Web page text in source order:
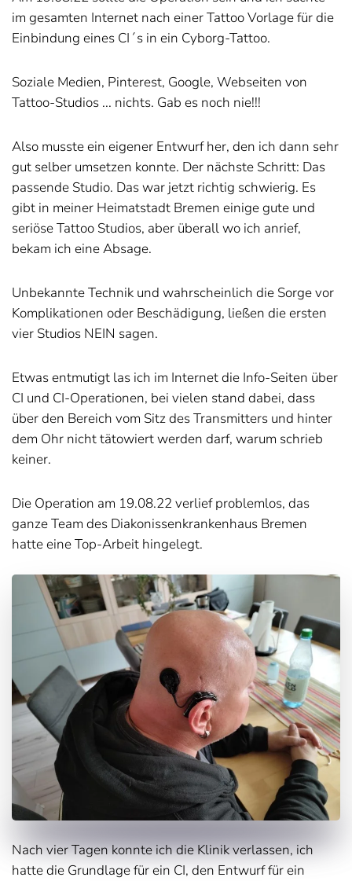
im gesamten Internet nach einer Tattoo Vorlage für die
Einbindung eines CI´s in ein Cyborg-Tattoo.
Soziale Medien, Pinterest, Google, Webseiten von
Tattoo-Studios ... nichts. Gab es noch nie!!!
Also musste ein eigener Entwurf her, den ich dann sehr
gut selber umsetzen konnte. Der nächste Schritt: Das
passende Studio. Das war jetzt richtig schwierig. Es
gibt in meiner Heimatstadt Bremen einige gute und
seriöse Tattoo Studios, aber überall wo ich anrief,
bekam ich eine Absage.
Unbekannte Technik und wahrscheinlich die Sorge vor
Komplikationen oder Beschädigung, ließen die ersten
vier Studios NEIN sagen.
Etwas entmutigt las ich im Internet die Info-Seiten über
CI und CI-Operationen, bei vielen stand dabei, dass
über den Bereich vom Sitz des Transmitters und hinter
dem Ohr nicht tätowiert werden darf, warum schrieb
keiner.
Die Operation am 19.08.22 verlief problemlos, das
ganze Team des Diakonissenkrankenhaus Bremen
hatte eine Top-Arbeit hingelegt.
Nach vier Tagen konnte ich die Klinik verlassen, ich
hatte die Grundlage für ein CI, den Entwurf für ein